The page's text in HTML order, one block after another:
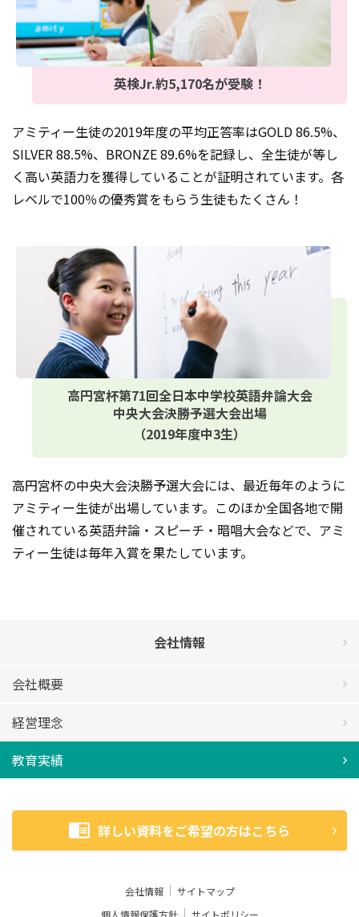
英検Jr.約5,170名が受験！
アミティー生徒の2019年度の平均正答率はGOLD 86.5%、
SILVER 88.5%、BRONZE 89.6%を記録し、全生徒が等し
く高い英語力を獲得していることが証明されています。各
レベルで100％の優秀賞をもらう生徒もたくさん！
高円宮杯第71回全日本中学校英語弁論大会
中央大会決勝予選大会出場
（2019年度中3生）
高円宮杯の中央大会決勝予選大会には、最近毎年のように
アミティー生徒が出場しています。このほか全国各地で開
催されている英語弁論・スピーチ・暗唱大会などで、アミ
ティー生徒は毎年入賞を果たしています。
会社情報
会社概要
経営理念
教育実績
詳しい資料をご希望の方はこちら
会社情報
サイトマップ